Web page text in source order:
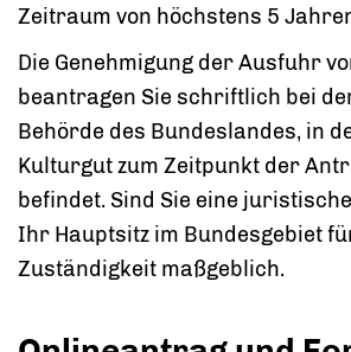
Zeitraum von höchstens 5
Die Genehmigung der Ausfuhr
beantragen Sie schriftlich bei
Behörde des Bundeslandes, in
Kulturgut zum Zeitpunkt der
befindet. Sind Sie eine
Ihr Hauptsitz im Bundesgebiet
Zuständigkeit maßgeblich.